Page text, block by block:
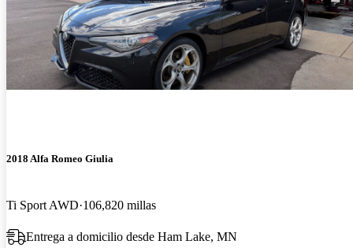
2018 Alfa Romeo Giulia
Ti Sport AWD 106,820 millas
Entrega a domicilio desde Ham Lake, MN